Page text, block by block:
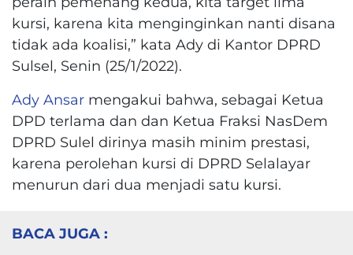
kursi, karena kita menginginkan nanti disana
tidak ada koalisi,” kata Ady di Kantor DPRD
Sulsel, Senin (25/1/2022).
Ady Ansar mengakui bahwa, sebagai Ketua
DPD terlama dan dan Ketua Fraksi NasDem
DPRD Sulel dirinya masih minim prestasi,
karena perolehan kursi di DPRD Selalayar
menurun dari dua menjadi satu kursi.
BACA JUGA :